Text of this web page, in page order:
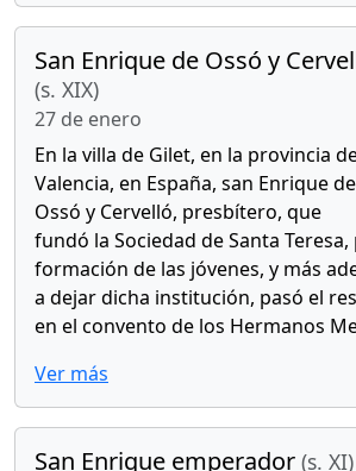
San Enrique de Ossó y
(s. XIX)
27 de enero
En la villa de Gilet, en la provincia
Valencia, en España, san Enrique de
Ossó y Cervelló, presbítero, que
fundó la Sociedad de Santa Teresa,
formación de las jóvenes, y más
a dejar dicha institución, pasó el
en el convento de los Hermanos
Ver más
San Enrique emperador (s. XI)